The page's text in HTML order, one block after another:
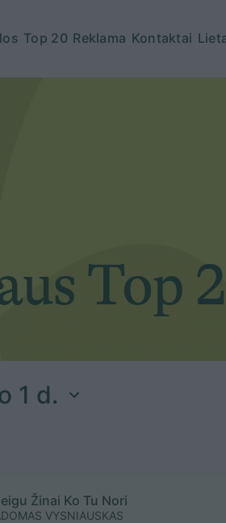
Top 20 Reklama Kontaktai
Top
1 d.
Žinai Ko Tu Nori
VYSNIAUSKAS